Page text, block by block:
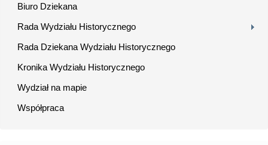
Biuro Dziekana
Rada Wydziału Historycznego
Rada Dziekana Wydziału Historycznego
Kronika Wydziału Historycznego
Wydział na mapie
Współpraca